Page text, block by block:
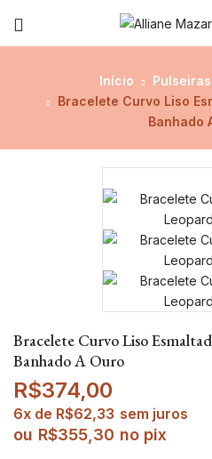
Início Pulseiras
Bracelete Curvo Liso
Banhado
Bracelete Curvo Liso
Banhado A Ouro
R$374,00
6x de R$62,33 sem juros
ou R$355,30 no pix